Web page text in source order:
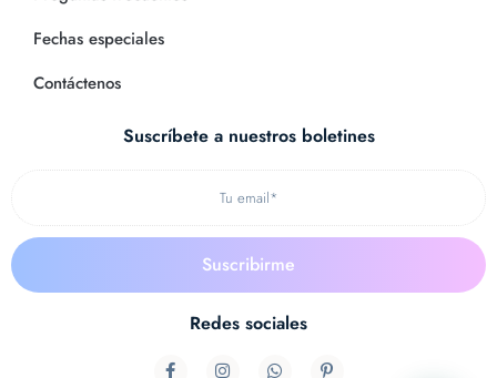
Fechas especiales
Contáctenos
Suscríbete a nuestros boletines
Redes sociales